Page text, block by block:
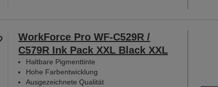
WorkForce Pro WF-C529R /
C579R Ink Pack XXL Black XXL
Haltbare Pigmenttinte
Hohe Farbentwicklung
Ausgezeichnete Qualität